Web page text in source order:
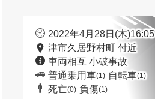
2022年4月28日(木)16:05
津市久居野村町 付近
車両相互 小破事故
普通乗用車(1) 自転車(1)
死亡(0) 負傷(1)